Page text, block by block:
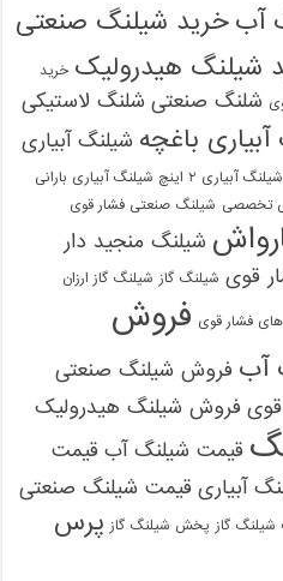
آبخرید شیلنگ صنعتی
شیلنگ هیدرولیک خرید
شلنگ صنعتی شلنگ لاستیکی
باغچه شیلنگ آبیاری
شیلنگ آبیاری ۲ اینچ شیلنگ آبیاری بارانی
تخصصی شیلنگ صنعتی فشار قوی
شیلنگ منجید دار
قوی شیلنگ گاز شیلنگ گاز ارزان
فشار قوی فروش
آب فروش شیلنگ صنعتی
فروش شیلنگ هیدرولیک
قیمت شیلنگ آب قیمت
آبیاری قیمت شیلنگ صنعتی
گاز پخش شیلنگ گاز پرس